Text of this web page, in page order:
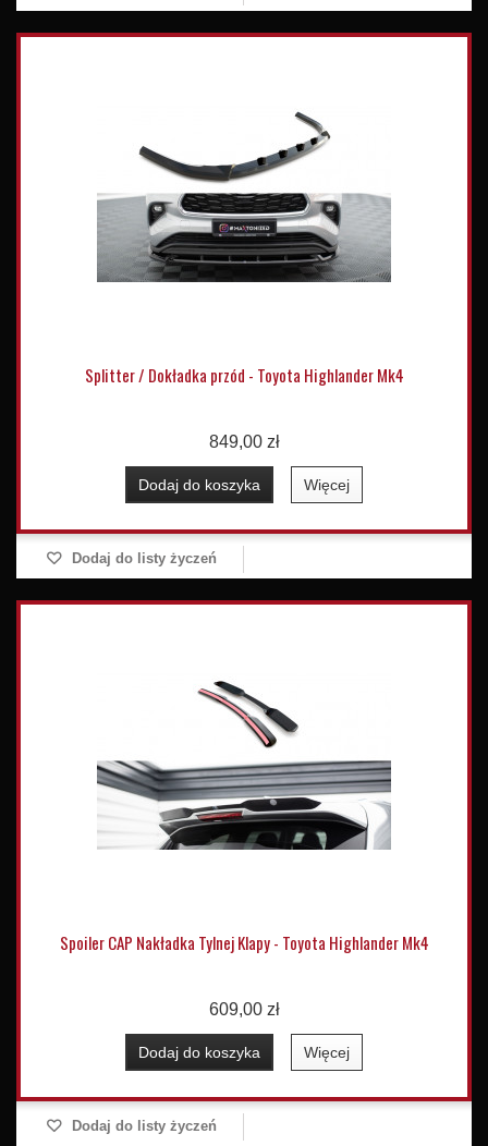
Splitter / Dokładka przód - Toyota Highlander Mk4
849,00 zł
Dodaj do koszyka Więcej
Dodaj do listy życzeń
Spoiler CAP Nakładka Tylnej Klapy - Toyota Highlander Mk4
609,00 zł
Dodaj do koszyka Więcej
Dodaj do listy życzeń